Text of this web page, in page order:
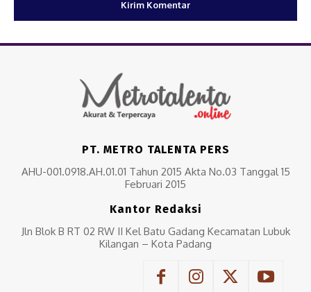
PT. METRO TALENTA PERS
AHU-001.0918.AH.01.01 Tahun 2015 Akta No.03 Tanggal 15
Februari 2015
Kantor Redaksi
Jln Blok B RT 02 RW II Kel Batu Gadang Kecamatan Lubuk
Kilangan – Kota Padang